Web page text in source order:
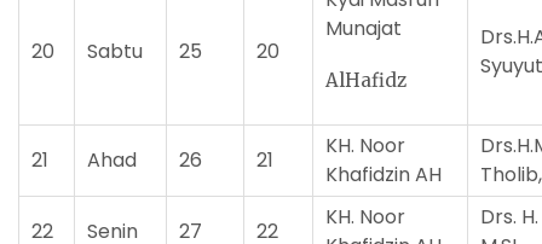
20 Sabtu 25 20
Munajat
AlHafidz
21 Ahad 26 21
KH. Noor
Khafidzin AH
22 Senin 27 22
KH. Noor
Drs.